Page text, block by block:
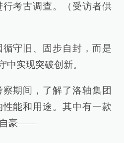
考古调查。（受访者供
守旧、固步自封，而是
中实现突破创新。
期间，了解了洛轴集团
能和用途。其中有一款
自豪——